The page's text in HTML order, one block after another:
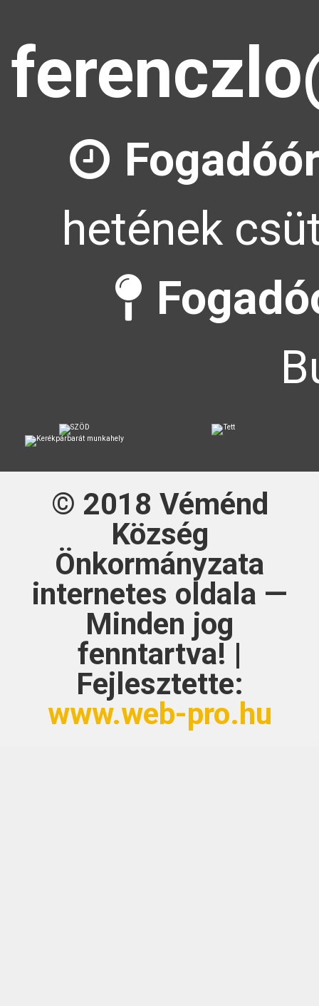
hetének
© 2018 Véménd
Község
Önkormányzata
internetes oldala —
Minden jog
fenntartva! |
Fejlesztette:
www.web-pro.hu